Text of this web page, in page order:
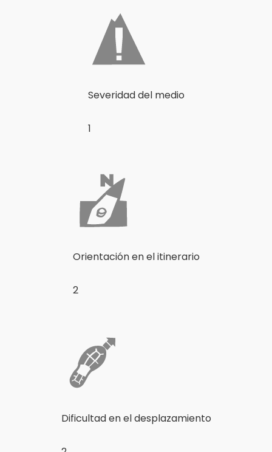
Severidad del medio
1
Orientación en el itinerario
2
Dificultad en el desplazamiento